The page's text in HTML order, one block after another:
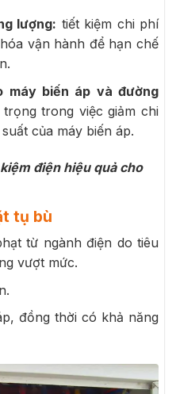
lượng: tiết kiệm chi phí
vận hành để hạn chế
máy biến áp và đường
trong việc giảm chi
của máy biến áp.
điện hiệu quả cho
tụ bù
từ ngành điện do tiêu
vượt mức.
đồng thời có khả năng